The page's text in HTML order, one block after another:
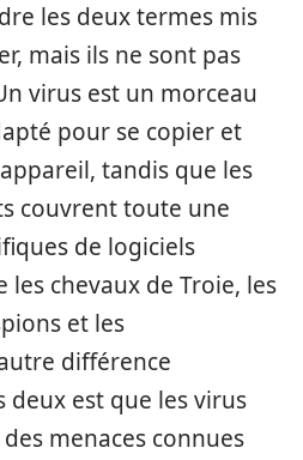
les deux termes mis
mais ils ne sont pas
virus est un morceau
pour se copier et
tandis que les
couvrent toute une
de logiciels
chevaux de Troie, les
et les
différence
deux est que les virus
menaces connues